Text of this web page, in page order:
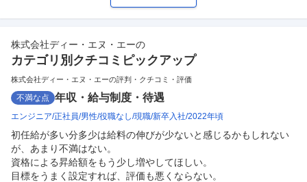
株式会社ディー・エヌ・エーの
カテゴリ別クチコミピックアップ
株式会社ディー・エヌ・エーの評判・クチコミ・評価
不満な点 年収・給与制度・待遇
エンジニア 正社員 男性 役職なし 現職 新卒入社 2022年頃
初任給が多い分多少は給料の伸びが少ないと感じるかもしれない
が、あまり不満はない。
資格による昇給額をもう少し増やしてほしい。
目標をうまく設定すれば、評価も悪くならない。